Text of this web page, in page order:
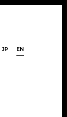
JP EN